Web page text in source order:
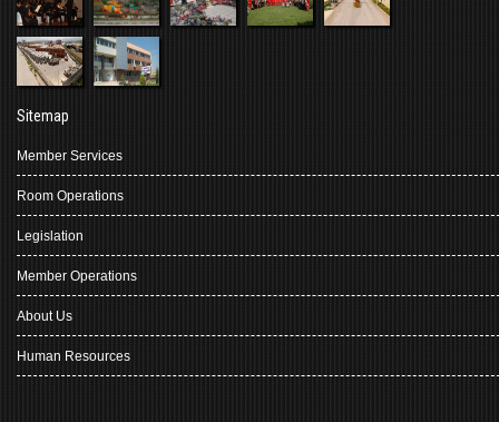
Sitemap
Member Services
Room Operations
Legislation
Member Operations
About Us
Human Resources